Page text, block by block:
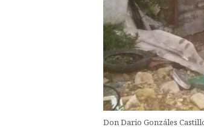
Don Dario Gonzáles